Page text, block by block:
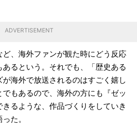
ADVERTISEMENT
、海外ファンが観た時にどう反応
るという。それでも、「歴史ある
海外で放送されるのはすごく嬉し
もあるので、海外の方にも『ゼッ
るような、作品づくりをしていき
た。